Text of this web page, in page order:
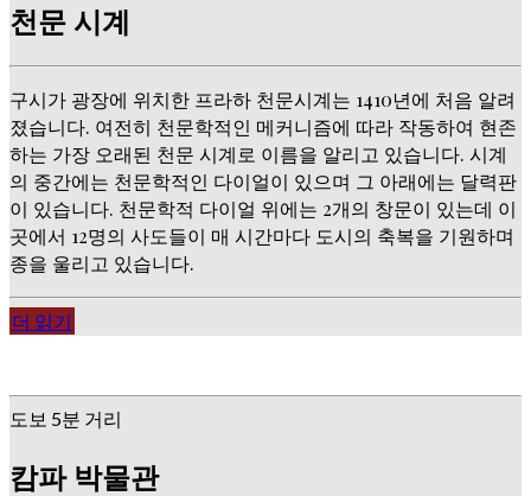
천문 시계
구시가 광장에 위치한 프라하 천문시계는 1410년에 처음 알려
졌습니다. 여전히 천문학적인 메커니즘에 따라 작동하여 현존
하는 가장 오래된 천문 시계로 이름을 알리고 있습니다. 시계
의 중간에는 천문학적인 다이얼이 있으며 그 아래에는 달력판
이 있습니다. 천문학적 다이얼 위에는 2개의 창문이 있는데 이
곳에서 12명의 사도들이 매 시간마다 도시의 축복을 기원하며
종을 울리고 있습니다.
더 읽기
도보 5분 거리
캄파 박물관